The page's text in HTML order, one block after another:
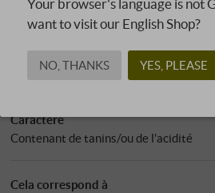
pH : 3,39
Allergènes
contient des sulfites
Caractère
Contenant de tanins/ou de l'acidité
Cela correspond à
Your browser's language is not
want to visit our English Shop?
NO, THANKS YES, PLEASE